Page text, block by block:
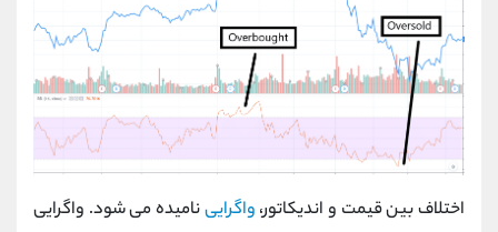
اختلاف بین قیمت و اندیکاتور، واگرایینامیده می شود. واگرایی